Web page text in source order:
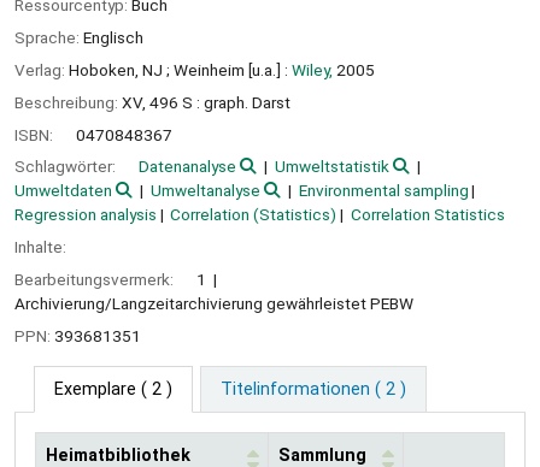
Ressourcentyp: Buch
Sprache: Englisch
Verlag: Hoboken, NJ ; Weinheim [u.a.] : Wiley, 2005
Beschreibung: XV, 496 S : graph. Darst
ISBN:
0470848367
Schlagwörter:
Datenanalyse
Umweltstatistik
Umweltdaten
Umweltanalyse
Environmental sampling
Regression analysis
Correlation (Statistics)
Correlation Statistics
Inhalte:
Bearbeitungsvermerk:
1
Archivierung/Langzeitarchivierung gewährleistet PEBW
PPN: 393681351
Exemplare ( 2 ) Titelinformationen ( 2 )
Heimatbibliothek Sammlung